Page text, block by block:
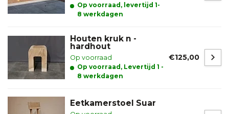
Op voorraad, levertijd 1-
8 werkdagen
Houten kruk n -
hardhout
Op voorraad
Op voorraad, Levertijd 1 -
8 werkdagen
€125,00
Eetkamerstoel Suar